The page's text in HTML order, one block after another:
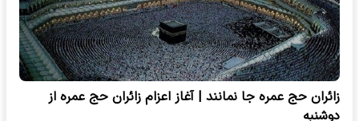
زائران حج عمره جا نمانند | آغاز اعزام زائران حج عمره از
دوشنبه